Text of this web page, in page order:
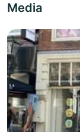
Media